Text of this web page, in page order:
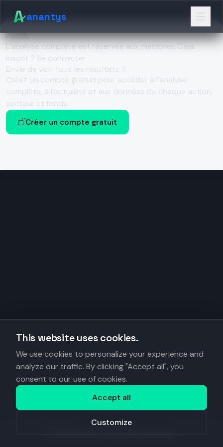
anantys
Fonds
L’analyse complète est réservée aux membres.Déjà
inscrit ? Se connecter
Envie de voir tous les résultats ?
Créez un compte gratuit pour accéder à l’analyse
complète, à l’actualité et aux données de chaque action,
secteur et fonds.
Créer un compte gratuit
This website uses cookies.
We use cookies to personalize your experience and
analyze our traffic. By clicking "Accept all", you
consent to our use of cookies.
Accept all
Customize